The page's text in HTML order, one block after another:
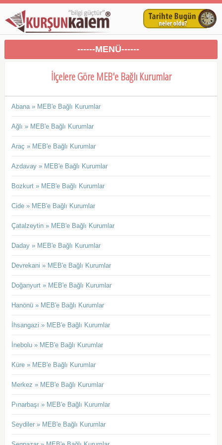
------MENÜ------
İlçelere Göre MEB'e Bağlı Kurumlar
Abana » MEB'e Bağlı Kurumlar
Ağlı » MEB'e Bağlı Kurumlar
Araç » MEB'e Bağlı Kurumlar
Azdavay » MEB'e Bağlı Kurumlar
Bozkurt » MEB'e Bağlı Kurumlar
Cide » MEB'e Bağlı Kurumlar
Çatalzeytin » MEB'e Bağlı Kurumlar
Daday » MEB'e Bağlı Kurumlar
Devrekani » MEB'e Bağlı Kurumlar
Doğanyurt » MEB'e Bağlı Kurumlar
Hanönü » MEB'e Bağlı Kurumlar
İhsangazi » MEB'e Bağlı Kurumlar
İnebolu » MEB'e Bağlı Kurumlar
Küre » MEB'e Bağlı Kurumlar
Merkez » MEB'e Bağlı Kurumlar
Pınarbaşı » MEB'e Bağlı Kurumlar
Seydiler » MEB'e Bağlı Kurumlar